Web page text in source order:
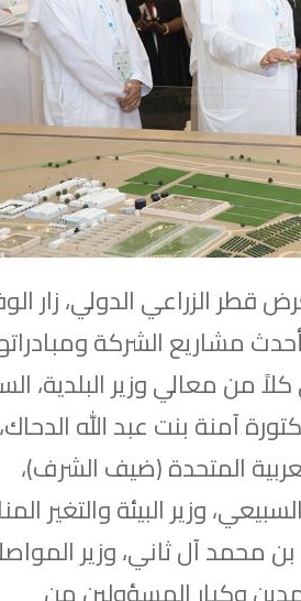
قطر الزراعي الدولي، زار
مشاريع الشركة
من معالي وزير البلدية،
آمنة بنت عبد الله الدحاك،
المتحدة (ضيف الشرف)،
وزير البيئة والتغير
محمد آل ثاني، وزير